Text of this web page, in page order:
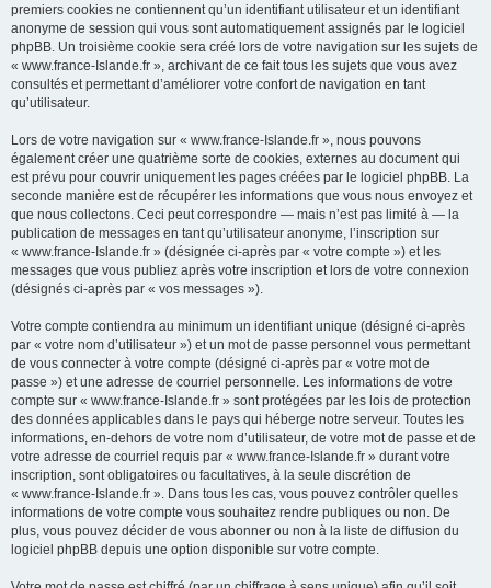
premiers cookies ne contiennent qu’un identifiant utilisateur et un identifiant
anonyme de session qui vous sont automatiquement assignés par le logiciel
phpBB. Un troisième cookie sera créé lors de votre navigation sur les sujets de
« www.france-Islande.fr », archivant de ce fait tous les sujets que vous avez
consultés et permettant d’améliorer votre confort de navigation en tant
qu’utilisateur.
Lors de votre navigation sur « www.france-Islande.fr », nous pouvons
également créer une quatrième sorte de cookies, externes au document qui
est prévu pour couvrir uniquement les pages créées par le logiciel phpBB. La
seconde manière est de récupérer les informations que vous nous envoyez et
que nous collectons. Ceci peut correspondre — mais n’est pas limité à — la
publication de messages en tant qu’utilisateur anonyme, l’inscription sur
« www.france-Islande.fr » (désignée ci-après par « votre compte ») et les
messages que vous publiez après votre inscription et lors de votre connexion
(désignés ci-après par « vos messages »).
Votre compte contiendra au minimum un identifiant unique (désigné ci-après
par « votre nom d’utilisateur ») et un mot de passe personnel vous permettant
de vous connecter à votre compte (désigné ci-après par « votre mot de
passe ») et une adresse de courriel personnelle. Les informations de votre
compte sur « www.france-Islande.fr » sont protégées par les lois de protection
des données applicables dans le pays qui héberge notre serveur. Toutes les
informations, en-dehors de votre nom d’utilisateur, de votre mot de passe et de
votre adresse de courriel requis par « www.france-Islande.fr » durant votre
inscription, sont obligatoires ou facultatives, à la seule discrétion de
« www.france-Islande.fr ». Dans tous les cas, vous pouvez contrôler quelles
informations de votre compte vous souhaitez rendre publiques ou non. De
plus, vous pouvez décider de vous abonner ou non à la liste de diffusion du
logiciel phpBB depuis une option disponible sur votre compte.